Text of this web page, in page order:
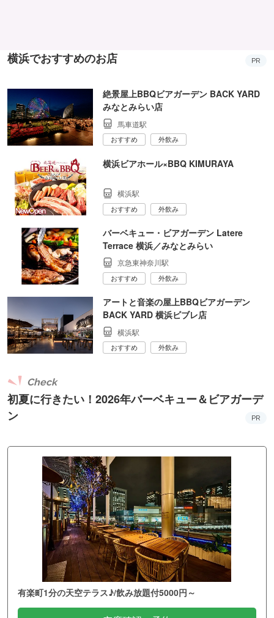
横浜でおすすめのお店 PR
絶景屋上BBQビアガーデン BACK YARD
みなとみらい店
馬車道駅
おすすめ 外飲み
横浜ビアホール×BBQ KIMURAYA
横浜駅
おすすめ 外飲み
バーベキュー・ビアガーデン Latere
Terrace 横浜／みなとみらい
京急東神奈川駅
おすすめ 外飲み
アートと音楽の屋上BBQビアガーデン
BACK YARD 横浜ビブレ店
横浜駅
おすすめ 外飲み
初夏に行きたい！2026年バーベキュー＆ビアガーデ
ン
Check
PR
有楽町1分の天空テラス♪/飲み放題付5000円～